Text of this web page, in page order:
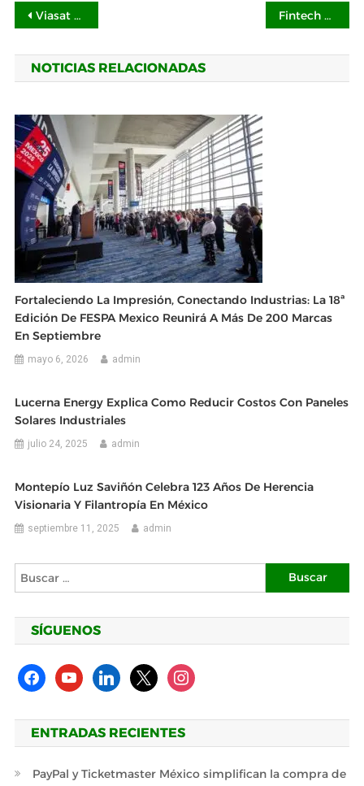
Navegación
de
entradas
Viasat y Psydeh unen esfuerzos para impulsar la inclusión digital y el desarrollo en comunidades rurales de Hidalgo Fintech Forward reunirá en Bahréin a líderes influyentes de las finanzas en su tercera edición en octubre
NOTICIAS RELACIONADAS
Fortaleciendo La Impresión, Conectando Industrias: La 18ª
Edición De FESPA Mexico Reunirá A Más De 200 Marcas
En Septiembre
mayo 6, 2026 admin
Lucerna Energy Explica Como Reducir Costos Con Paneles
Solares Industriales
julio 24, 2025 admin
Montepío Luz Saviñón Celebra 123 Años De Herencia
Visionaria Y Filantropía En México
septiembre 11, 2025 admin
Buscar:
SÍGUENOS
facebookyoutubelinkedin
x instagram
ENTRADAS RECIENTES
PayPal y Ticketmaster México simplifican la compra de